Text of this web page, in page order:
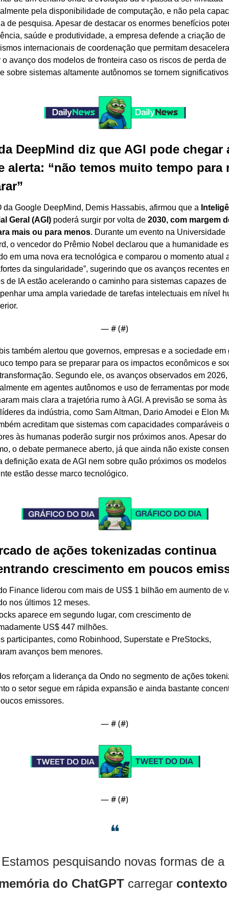
pela disponibilidade de computação, e não pela
de pesquisa. Apesar de destacar os enormes benefícios
saúde e produtividade, a empresa defende a criação de
internacionais de coordenação que permitam
o avanço dos modelos de fronteira caso os riscos de perda de
sobre sistemas altamente autônomos se tornem
DeepMind diz que AGI pode chegar
alerta: “não temos muito tempo para
da Google DeepMind, Demis Hassabis, afirmou que a
Geral (AGI) poderá surgir por volta de 2030, com margem
mais ou para menos. Durante um evento na Universidade
o vencedor do Prêmio Nobel declarou que a humanidade
em uma nova era tecnológica e comparou o momento atual
da singularidade”, sugerindo que os avanços recentes
de IA estão acelerando o caminho para sistemas capazes de
uma ampla variedade de tarefas intelectuais em nível
— # (#)
também alertou que governos, empresas e a sociedade em
tempo para se preparar para os impactos econômicos e
Segundo ele, os avanços observados em 2026,
em agentes autônomos e uso de ferramentas por
mais clara a trajetória rumo à AGI. A previsão se soma às
da indústria, como Sam Altman, Dario Amodei e Elon
acreditam que sistemas com capacidades comparáveis
às humanas poderão surgir nos próximos anos. Apesar do
o debate permanece aberto, já que ainda não existe
definição exata de AGI nem sobre quão próximos os modelos
estão desse marco tecnológico.
de ações tokenizadas continua
crescimento em poucos
Finance liderou com mais de US$ 1 bilhão em aumento de
nos últimos 12 meses.
aparece em segundo lugar, com crescimento de
US$ 447 milhões.
participantes, como Robinhood, Superstate e PreStocks,
avanços bem menores.
reforçam a liderança da Ondo no segmento de ações
o setor segue em rápida expansão e ainda bastante
emissores.
— # (#)
— # (#)
❝
Estamos pesquisando novas formas de a
do ChatGPT carregar contexto